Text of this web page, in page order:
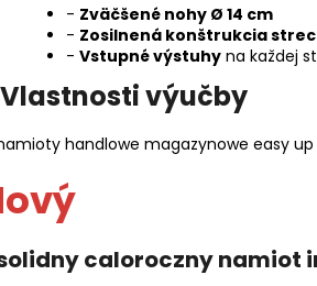
- Zväčšené nohy Ø 14 cm
- Zosilnená konštrukcia
- Vstupné výstuhy na každej
Vlastnosti výučby